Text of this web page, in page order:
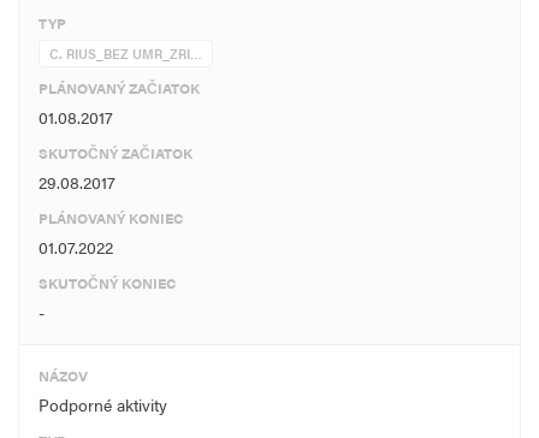
TYP
C. RIUS_BEZ UMR_ZRI…
PLÁNOVANÝ ZAČIATOK
01.08.2017
SKUTOČNÝ ZAČIATOK
29.08.2017
PLÁNOVANÝ KONIEC
01.07.2022
SKUTOČNÝ KONIEC
-
NÁZOV
Podporné aktivity